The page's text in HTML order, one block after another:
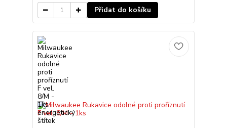
Přidat do košíku